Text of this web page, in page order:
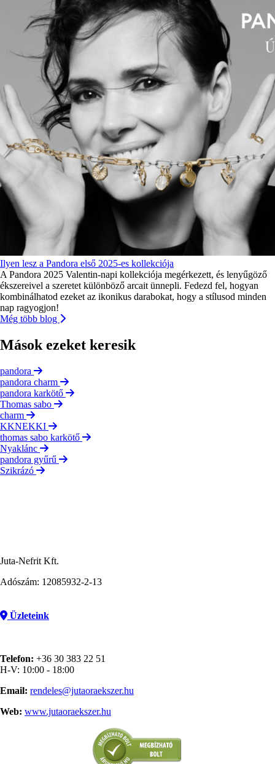
Ilyen lesz a Pandora első 2025-es kollekciója
A Pandora 2025 Valentin-napi kollekciója megérkezett, és lenyűgöző
ékszereivel a szeretet különböző arcait ünnepli. Fedezd fel, hogyan
kombinálhatod ezeket az ikonikus darabokat, hogy a stílusod minden
nap ragyogjon!
Még több blog
Mások ezeket keresik
pandora
pandora charm
pandora karkötő
Thomas sabo
charm
KKNEKKI
thomas sabo karkötő
Nyaklánc
pandora gyűrű
Szikrázó
Juta-Nefrit Kft.
Adószám: 12085932-2-13
Üzleteink
Telefon: +36 30 383 22 51
H-V: 10:00 - 18:00
Email: rendeles@jutaoraekszer.hu
Web: www.jutaoraekszer.hu